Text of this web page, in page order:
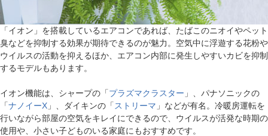
「イオン」を搭載しているエアコンであれば、たばこのニオイやペット
臭などを抑制する効果が期待できるのが魅力。空気中に浮遊する花粉や
ウイルスの活動を抑えるほか、エアコン内部に発生しやすいカビを抑制
するモデルもあります。
イオン機能は、シャープの「プラズマクラスター 」、パナソニックの
「ナノイーX 」、ダイキンの「 ストリーマ 」などが有名。冷暖房運転を
行いながら部屋の空気をキレイにできるので、ウイルスが活発な時期の
使用や、小さい子どものいる家庭にもおすすめです。